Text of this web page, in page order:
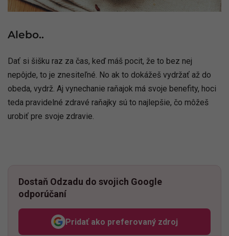
Alebo..
Dať si šišku raz za čas, keď máš pocit, že to bez nej
nepôjde, to je znesiteľné. No ak to dokážeš vydržať až do
obeda, vydrž. Aj vynechanie raňajok má svoje benefity, hoci
teda pravidelné zdravé raňajky sú to najlepšie, čo môžeš
urobiť pre svoje zdravie.
Dostaň Odzadu do svojich Google
odporúčaní
Pridať ako preferovaný zdroj
Odzadu, odkaz sa otvorí v